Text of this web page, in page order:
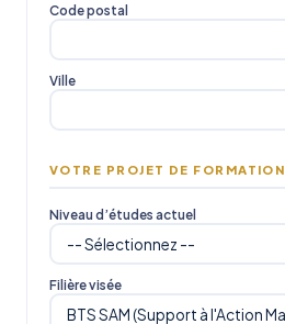
Code postal
Ville
VOTRE PROJET DE FORMATION
Niveau d’études actuel
Filière visée